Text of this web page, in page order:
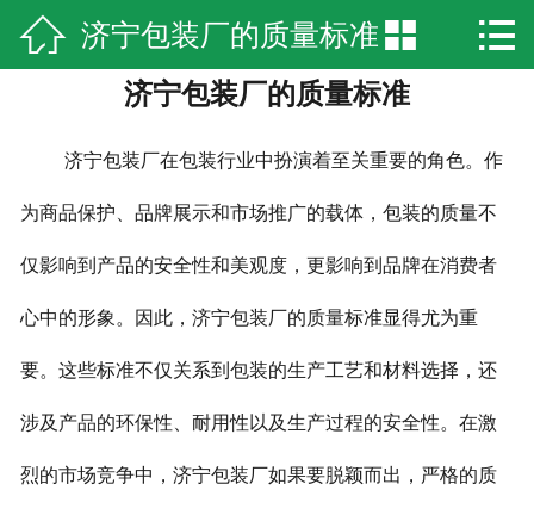
 网站首页
企业简介
产品中心
新闻资讯
厂房实景
荣誉资质
 济宁包装厂的质量标准  
济宁包装厂的质量标准
济宁包装厂在包装行业中扮演着至关重要的角色。作
为商品保护、品牌展示和市场推广的载体，包装的质量不
仅影响到产品的安全性和美观度，更影响到品牌在消费者
心中的形象。因此，济宁包装厂的质量标准显得尤为重
要。这些标准不仅关系到包装的生产工艺和材料选择，还
涉及产品的环保性、耐用性以及生产过程的安全性。在激
烈的市场竞争中，济宁包装厂如果要脱颖而出，严格的质